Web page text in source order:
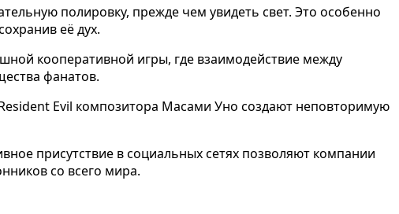
полировку, прежде чем увидеть свет. Это особенно
её дух.
кооперативной игры, где взаимодействие между
фанатов.
Evil композитора Масами Уно создают неповторимую
присутствие в социальных сетях позволяют компании
со всего мира.